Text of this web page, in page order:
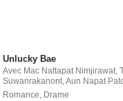
Unlucky Bae
Avec Mac Nattapat Nimjirawat,
Suwanrakanont,Aun Napat
Romance, Drame